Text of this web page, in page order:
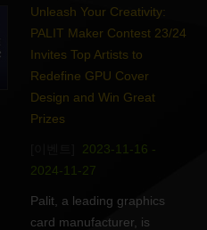
Unleash Your Creativity:
PALIT Maker Contest 23/24
Invites Top Artists to
Redefine GPU Cover
Design and Win Great
Prizes
2023-11-16 -
2024-11-27
Palit, a leading graphics
card manufacturer, is